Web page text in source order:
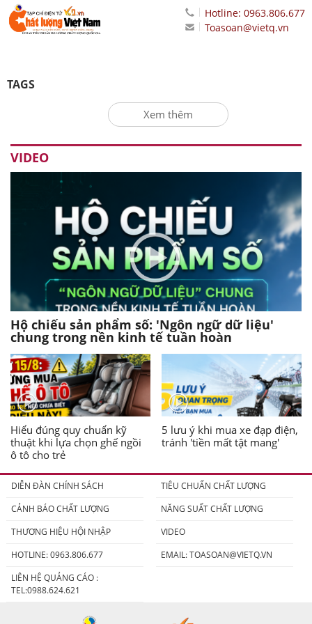
Hotline: 0963.806.677
Toasoan@vietq.vn
TAGS
Xem thêm
VIDEO
Hộ chiếu sản phẩm số: 'Ngôn ngữ dữ liệu'
chung trong nền kinh tế tuần hoàn
Hiểu đúng quy chuẩn kỹ
thuật khi lựa chọn ghế ngồi
ô tô cho trẻ
5 lưu ý khi mua xe đạp điện,
tránh 'tiền mất tật mang'
DIỄN ĐÀN CHÍNH SÁCH
TIÊU CHUẨN CHẤT LƯỢNG
CẢNH BÁO CHẤT LƯỢNG
NĂNG SUẤT CHẤT LƯỢNG
THƯƠNG HIỆU HỘI NHẬP
VIDEO
HOTLINE: 0963.806.677
EMAIL:TOASOAN@VIETQ.VN
LIÊN HỆ QUẢNG CÁO :
TEL:0988.624.621